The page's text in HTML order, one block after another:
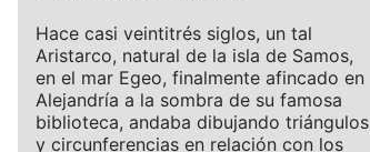
Hace casi veintitrés siglos, un tal
Aristarco, natural de la isla de Samos,
en el mar Egeo, finalmente afincado en
Alejandría a la sombra de su famosa
biblioteca, andaba dibujando triángulos
y circunferencias en relación con los